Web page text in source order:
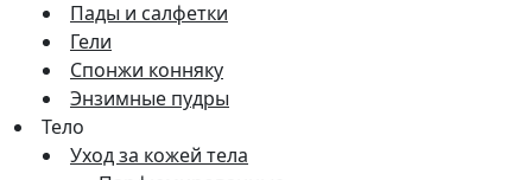
Пады и салфетки
Гели
Спонжи конняку
Энзимные пудры
Тело
Уход за кожей тела